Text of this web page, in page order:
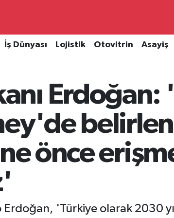
İş Dünyası Lojistik Otovitrin Asayiş
Erdoğan:
önce
Erdoğan, 'Türkiye olarak 2030